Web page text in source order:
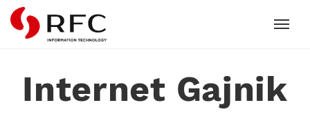
RFC
Internet Gajnik